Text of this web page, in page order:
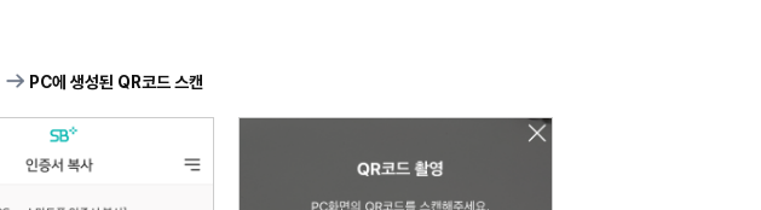
PC에 생성된 QR코드 스캔